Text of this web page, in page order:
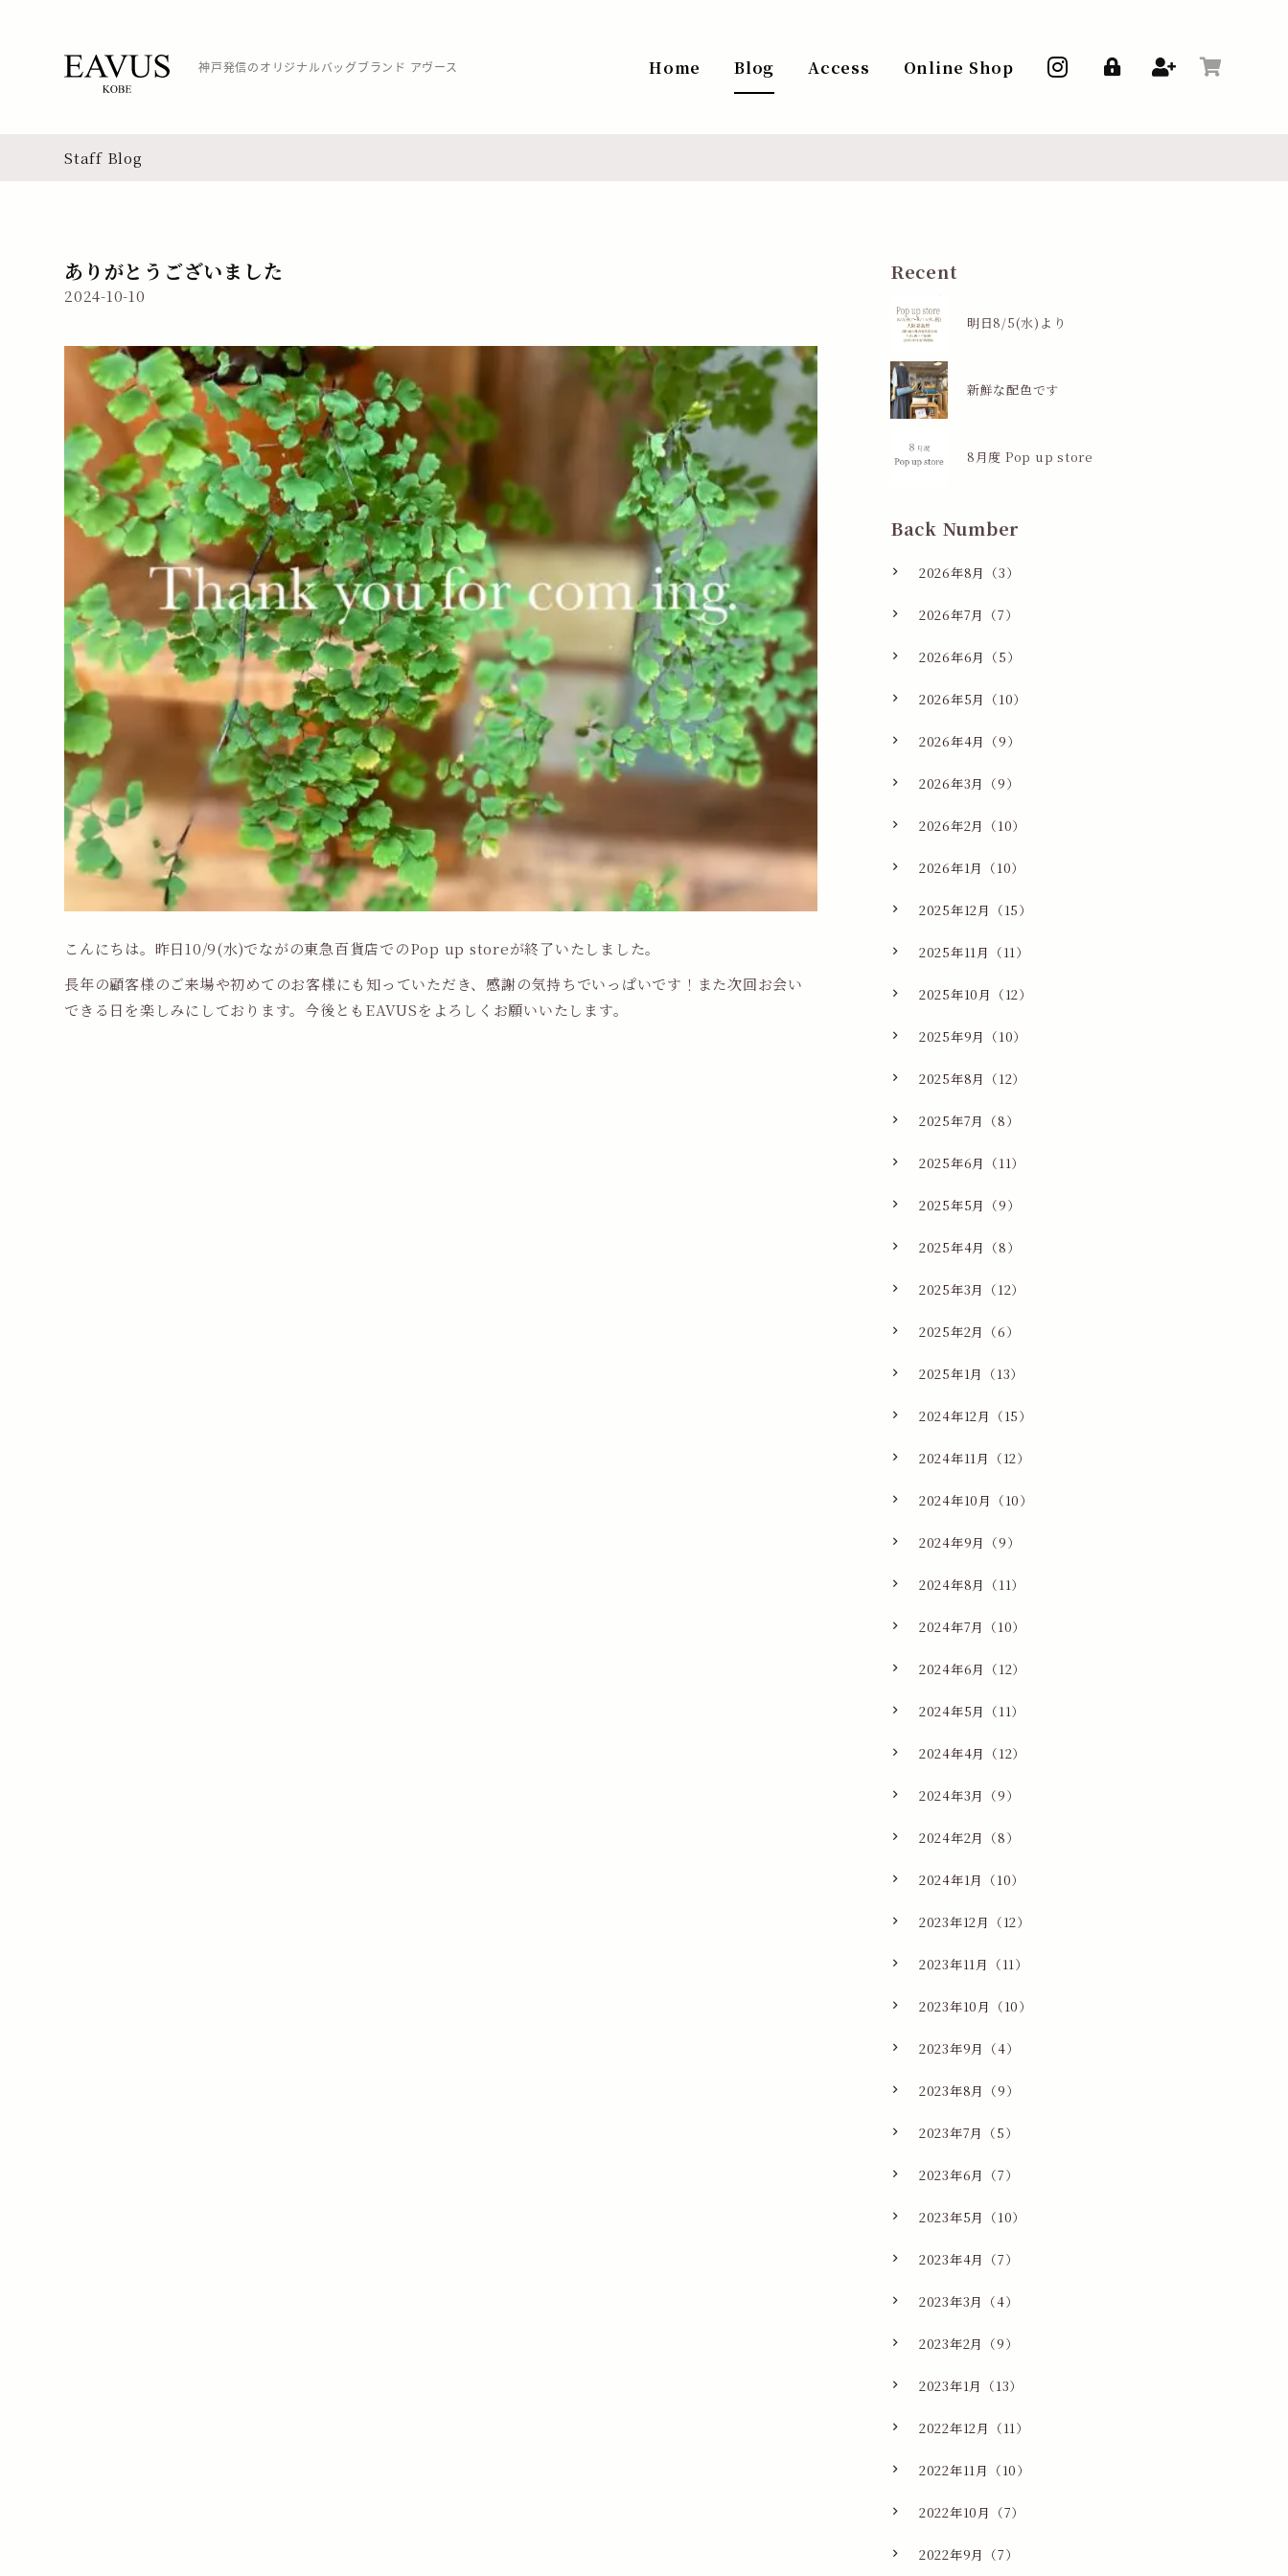
神戸発信のオリジナルバッグブランド アヴース Home Blog Access Online Shop
Staff Blog
ありがとうございました
2024-10-10
こんにちは。昨日10/9(水)でながの東急百貨店でのPop up storeが終了いたしました。
長年の顧客様のご来場や初めてのお客様にも知っていただき、感謝の気持ちでいっぱいです！また次回お会い
できる日を楽しみにしております。今後ともEAVUSをよろしくお願いいたします。
Recent
明日8/5(水)より
新鮮な配色です
8月度 Pop up store
Back Number
2026年8月（3）
2026年7月（7）
2026年6月（5）
2026年5月（10）
2026年4月（9）
2026年3月（9）
2026年2月（10）
2026年1月（10）
2025年12月（15）
2025年11月（11）
2025年10月（12）
2025年9月（10）
2025年8月（12）
2025年7月（8）
2025年6月（11）
2025年5月（9）
2025年4月（8）
2025年3月（12）
2025年2月（6）
2025年1月（13）
2024年12月（15）
2024年11月（12）
2024年10月（10）
2024年9月（9）
2024年8月（11）
2024年7月（10）
2024年6月（12）
2024年5月（11）
2024年4月（12）
2024年3月（9）
2024年2月（8）
2024年1月（10）
2023年12月（12）
2023年11月（11）
2023年10月（10）
2023年9月（4）
2023年8月（9）
2023年7月（5）
2023年6月（7）
2023年5月（10）
2023年4月（7）
2023年3月（4）
2023年2月（9）
2023年1月（13）
2022年12月（11）
2022年11月（10）
2022年10月（7）
2022年9月（7）